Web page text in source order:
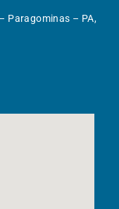
Paragominas – PA,